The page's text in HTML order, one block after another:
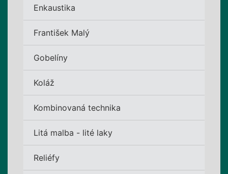
Enkaustika
František Malý
Gobelíny
Koláž
Kombinovaná technika
Litá malba - lité laky
Reliéfy